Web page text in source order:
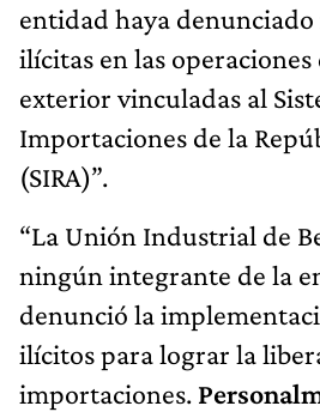
entidad haya
ilícitas en las operaciones
exterior vinculadas al
Importaciones de la
(SIRA)”.
“La Unión Industrial de
ningún integrante de la
denunció la
ilícitos para lograr la
importaciones.